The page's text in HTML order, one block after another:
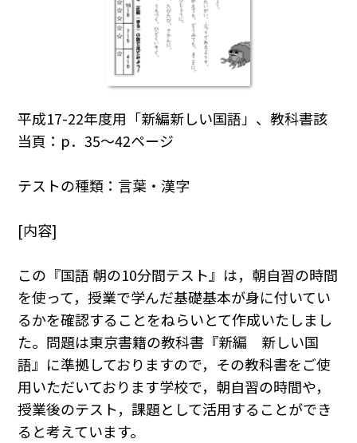
平成17-22年度用「新編新しい国語」、教科書該
当頁：p．35～42ページ
テストの種類：言葉・漢字
[内容]
この『国語 朝の10分間テスト』は，朝自習の時間
を使って，授業で学んだ基礎基本が身に付いてい
るかを確認することをねらいとて作成いたしまし
た。問題は東京書籍の教科書『新編 新しい国
語』に準拠しておりますので，その教科書をご使
用いただいております学校で，朝自習の時間や，
授業後のテスト，課題として活用することができ
ると考えています。